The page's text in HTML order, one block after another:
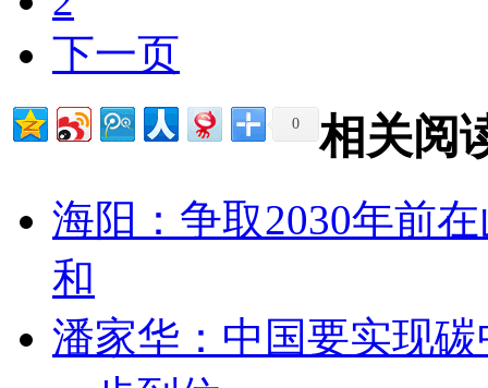
下一页
0 相关阅
海阳：争取2030年前
和
潘家华：中国要实现